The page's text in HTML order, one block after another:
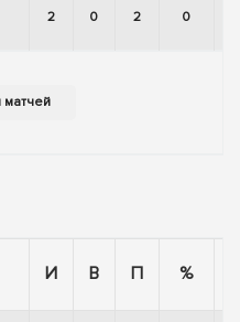
2 0 2 0
И В П %